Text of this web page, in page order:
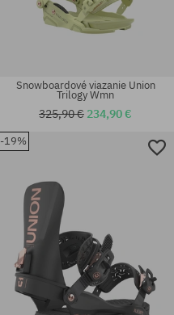
Dostupné veľkosti:
Snowboardové viazanie Union
Trilogy Wmn
325,90 € 234,90 €
-19%